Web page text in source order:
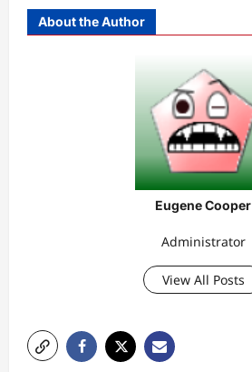
About the Author
Eugene Cooper
Administrator
View All Posts